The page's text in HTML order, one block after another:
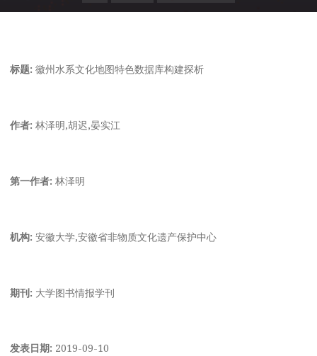
标题: 徽州水系文化地图特色数据库构建探析
作者: 林泽明,胡迟,晏实江
第一作者: 林泽明
机构: 安徽大学,安徽省非物质文化遗产保护中心
期刊: 大学图书情报学刊
发表日期: 2019-09-10